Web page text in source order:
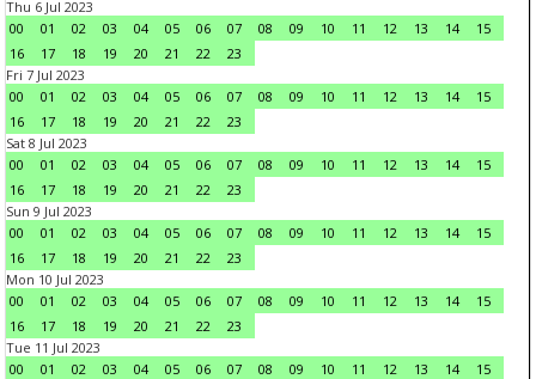
Thu 6 Jul 2023
00
01 02 03 04 05 06 07 08 09 10 11 12 13 14
15
16
17 18 19 20 21 22
23
Fri 7 Jul 2023
00
01 02 03 04 05 06 07 08 09 10 11 12 13 14
15
16
17 18 19 20 21 22
23
Sat 8 Jul 2023
00
01 02 03 04 05 06 07 08 09 10 11 12 13 14
15
16
17 18 19 20 21 22
23
Sun 9 Jul 2023
00
01 02 03 04 05 06 07 08 09 10 11 12 13 14
15
16
17 18 19 20 21 22
23
Mon 10 Jul 2023
00
01 02 03 04 05 06 07 08 09 10 11 12 13 14
15
16
17 18 19 20 21 22
23
Tue 11 Jul 2023
00
01 02 03 04 05 06 07 08 09 10 11 12 13 14
15